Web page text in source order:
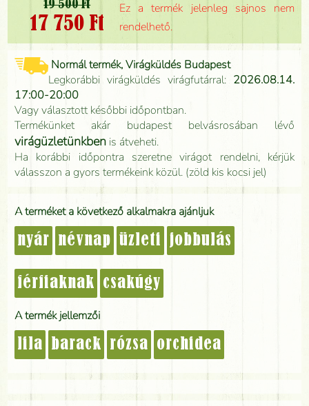
19 500 Ft
17 750 Ft
Ez a termék jelenleg sajnos nem
rendelhető.
Normál termék, Virágküldés Budapest
Legkorábbi virágküldés virágfutárral: 2026.08.14.
17:00-20:00
Vagy választott későbbi időpontban.
Termékünket akár budapest belvásrosában lévő
virágüzletünkben is átveheti.
Ha korábbi időpontra szeretne virágot rendelni, kérjük
válasszon a gyors termékeink közül. (zöld kis kocsi jel)
A terméket a következő alkalmakra ajánljuk
nyár névnap üzleti jobbulás
férfiaknak csakúgy
A termék jellemzői
lila barack rózsa orchidea